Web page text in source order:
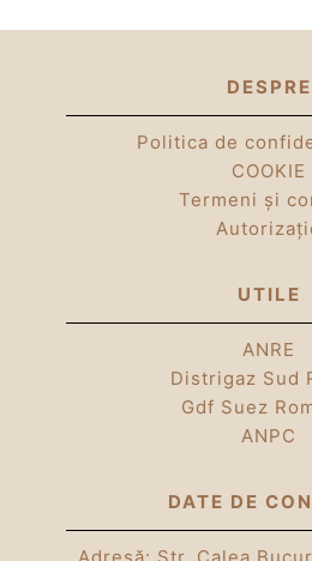
DESPRE
Politica de
COOKIE
Termeni și
UTILE
ANRE
Distrigaz Sud
Gdf Suez
ANPC
DATE DE
Adresă: Str. Calea